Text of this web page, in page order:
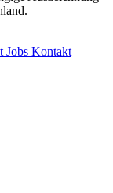
Jobs Kontakt